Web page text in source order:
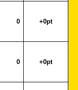
0 +0pt
0 +0pt